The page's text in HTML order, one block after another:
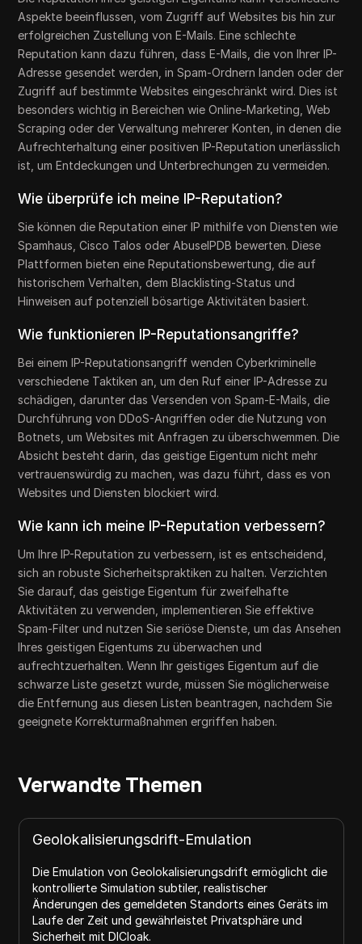
Aspekte beeinflussen, vom Zugriff auf Websites bis hin zur
erfolgreichen Zustellung von E-Mails. Eine schlechte
Reputation kann dazu führen, dass E-Mails, die von Ihrer IP-
Adresse gesendet werden, in Spam-Ordnern landen oder der
Zugriff auf bestimmte Websites eingeschränkt wird. Dies ist
besonders wichtig in Bereichen wie Online-Marketing, Web
Scraping oder der Verwaltung mehrerer Konten, in denen die
Aufrechterhaltung einer positiven IP-Reputation unerlässlich
ist, um Entdeckungen und Unterbrechungen zu vermeiden.
Wie überprüfe ich meine IP-Reputation?
Sie können die Reputation einer IP mithilfe von Diensten wie
Spamhaus, Cisco Talos oder AbuseIPDB bewerten. Diese
Plattformen bieten eine Reputationsbewertung, die auf
historischem Verhalten, dem Blacklisting-Status und
Hinweisen auf potenziell bösartige Aktivitäten basiert.
Wie funktionieren IP-Reputationsangriffe?
Bei einem IP-Reputationsangriff wenden Cyberkriminelle
verschiedene Taktiken an, um den Ruf einer IP-Adresse zu
schädigen, darunter das Versenden von Spam-E-Mails, die
Durchführung von DDoS-Angriffen oder die Nutzung von
Botnets, um Websites mit Anfragen zu überschwemmen. Die
Absicht besteht darin, das geistige Eigentum nicht mehr
vertrauenswürdig zu machen, was dazu führt, dass es von
Websites und Diensten blockiert wird.
Wie kann ich meine IP-Reputation verbessern?
Um Ihre IP-Reputation zu verbessern, ist es entscheidend,
sich an robuste Sicherheitspraktiken zu halten. Verzichten
Sie darauf, das geistige Eigentum für zweifelhafte
Aktivitäten zu verwenden, implementieren Sie effektive
Spam-Filter und nutzen Sie seriöse Dienste, um das Ansehen
Ihres geistigen Eigentums zu überwachen und
aufrechtzuerhalten. Wenn Ihr geistiges Eigentum auf die
schwarze Liste gesetzt wurde, müssen Sie möglicherweise
die Entfernung aus diesen Listen beantragen, nachdem Sie
geeignete Korrekturmaßnahmen ergriffen haben.
Verwandte Themen
Geolokalisierungsdrift-Emulation
Die Emulation von Geolokalisierungsdrift ermöglicht die
kontrollierte Simulation subtiler, realistischer
Änderungen des gemeldeten Standorts eines Geräts im
Laufe der Zeit und gewährleistet Privatsphäre und
Sicherheit mit DICloak.